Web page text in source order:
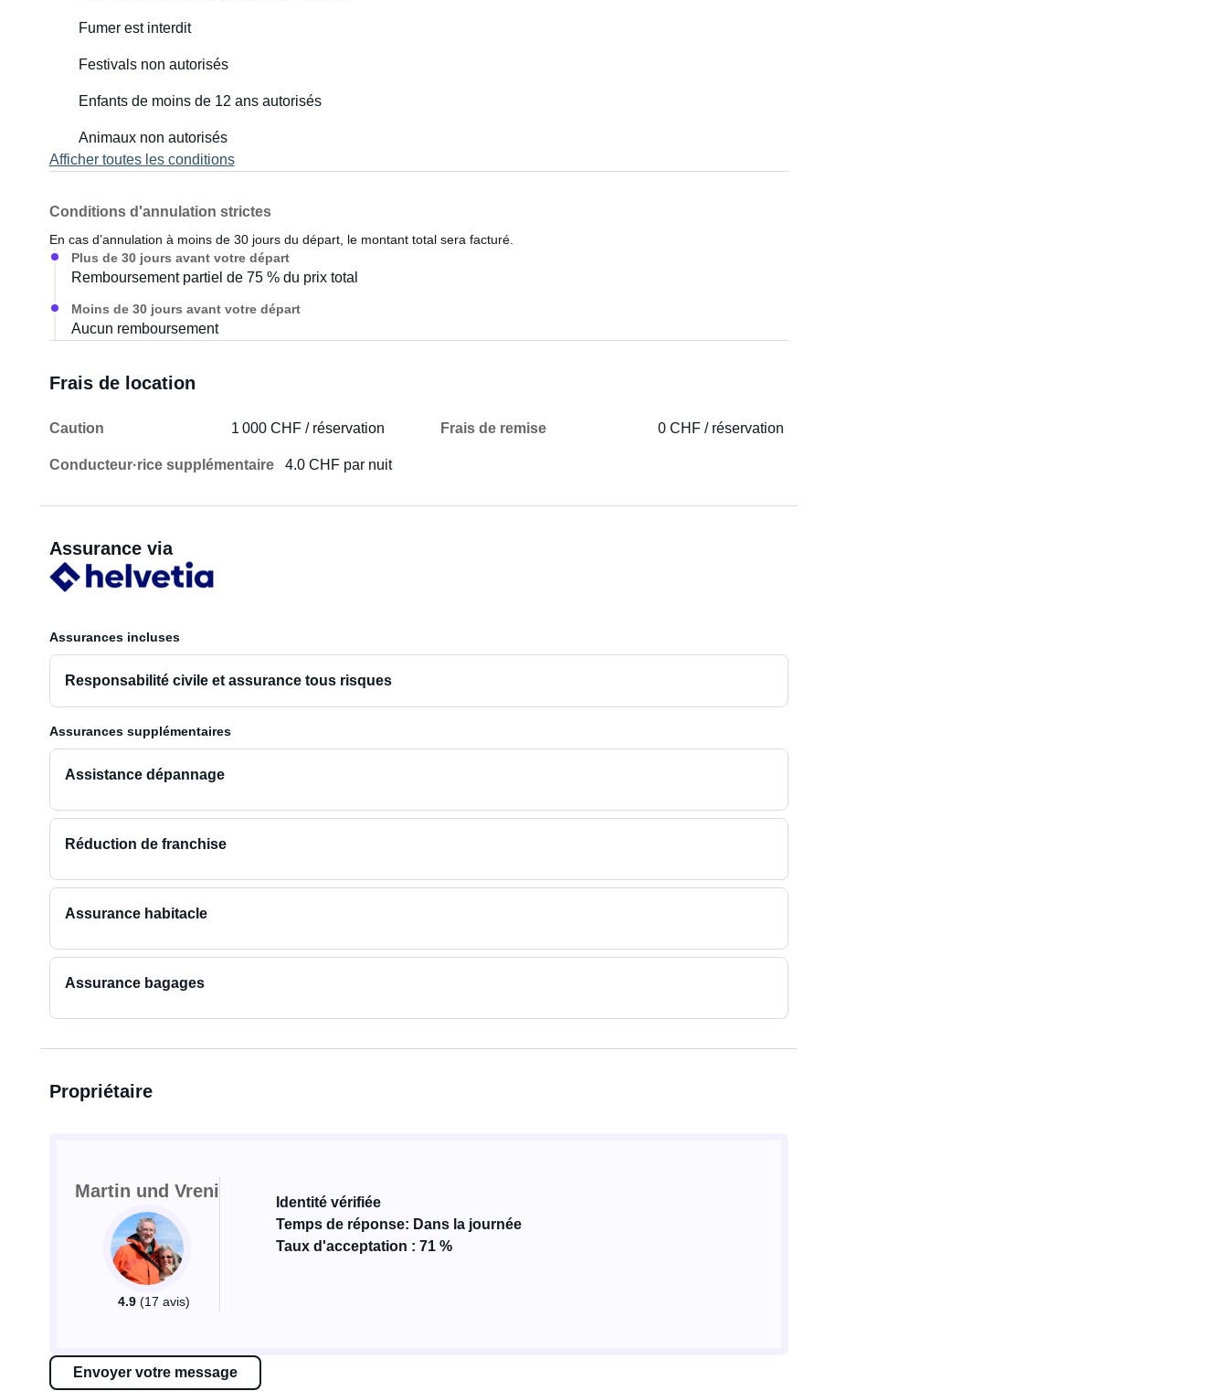
Fumer est interdit
Festivals non autorisés
Enfants de moins de 12 ans autorisés
Animaux non autorisés
Afficher toutes les conditions
Conditions d'annulation strictes
En cas d’annulation à moins de 30 jours du départ, le montant total sera facturé.
Plus de 30 jours avant votre départ
Remboursement partiel de 75 % du prix total
Moins de 30 jours avant votre départ
Aucun remboursement
Frais de location
Caution 1 000 CHF / réservation Frais de remise 0 CHF / réservation
Conducteur·rice supplémentaire 4.0 CHF par nuit
Assurance via
Assurances incluses
Responsabilité civile et assurance tous risques
Assurances supplémentaires
Assistance dépannage
Réduction de franchise
Assurance habitacle
Assurance bagages
Propriétaire
Martin und Vreni
4.9 (17 avis)
Identité vérifiée
Temps de réponse: Dans la journée
Taux d'acceptation : 71 %
Envoyer votre message